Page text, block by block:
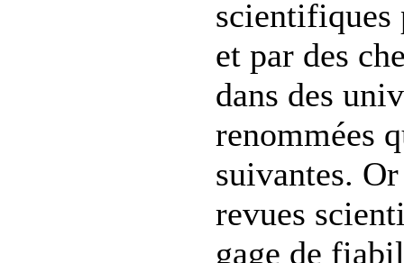
scientifiques
et par des
dans des
renommées
suivantes.
revues
gage de